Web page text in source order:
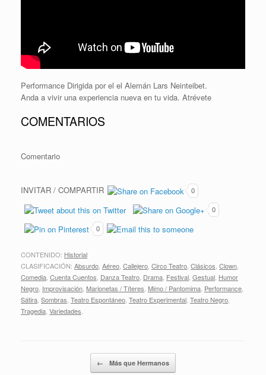
Performance Dirigida por el el Alemán Lars Neinteibet.
Anda a vivir una experiencia nueva en tu vida. Atrévete
COMENTARIOS
Comentario
INVITAR / COMPARTIR 0
0
0
CONTENIDO: Historial
CLASIFICACIÓN: Absurdo Aéreo Callejero Circo Teatro Clásicos Clown
Comedia Cuenta Cuentos Danza Teatro Drama Festival Gestual Humor
Negro Improvisación Marionetas / Títeres Mimo / Pantomima Performance
Sátira Sombras Teatro Espontáneo Teatro Experimental Teatro Negro
Tragedia Variedades
← Más que Hermanos